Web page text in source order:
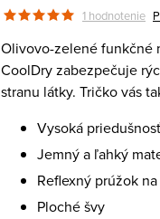
1 hodnotenie
Olivovo-zelené funkčné
CoolDry zabezpečuje
stranu látky. Tričko vás
Vysoká
Jemný a ľahký
Reflexný prúžok
Ploché švy